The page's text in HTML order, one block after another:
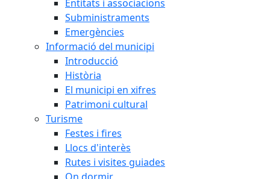
Entitats i associacions
Subministraments
Emergències
Informació del municipi
Introducció
Història
El municipi en xifres
Patrimoni cultural
Turisme
Festes i fires
Llocs d'interès
Rutes i visites guiades